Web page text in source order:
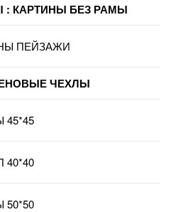
КАРТИНЫ БЕЗ РАМЫ
ПЕЙЗАЖИ
ЧЕХЛЫ